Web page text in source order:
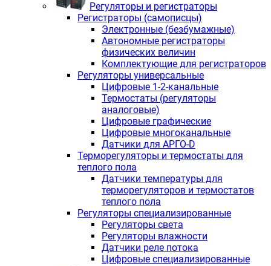
Регуляторы и регистраторы
Регистраторы (самописцы)
Электронные (безбумажные)
Автономные регистраторы
физических величин
Комплектующие для регистраторов
Регуляторы универсальные
Цифровые 1-2-канальные
Термостаты (регуляторы
аналоговые)
Цифровые графические
Цифровые многоканальные
Датчики для АРГО-D
Терморегуляторы и термостаты для
теплого пола
Датчики температуры для
терморегуляторов и термостатов
теплого пола
Регуляторы специализированные
Регуляторы света
Регуляторы влажности
Датчики реле потока
Цифровые специализированные